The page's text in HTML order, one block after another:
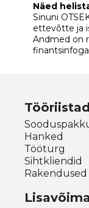
Näed
Sinuni
ettevõtte ja
Andmed on
Tööriistad
Hanked
Tööturg
Sihtkliendid
Rakendused